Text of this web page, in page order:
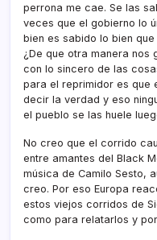
perrona me cae. Se las
veces que el gobierno lo
bien es sabido lo bien
¿De que otra manera nos
con lo sincero de las
para el reprimidor es que
decir la verdad y eso
el pueblo se las huele
No creo que el corrido
entre amantes del Black
música de Camilo Sesto,
creo. Por eso Europa
estos viejos corridos de
como para relatarlos y